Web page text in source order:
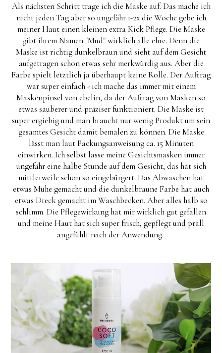
Als nächsten Schritt trage ich die Maske auf. Das mache ich
nicht jeden Tag aber so ungefähr 1-2x die Woche gebe ich
meiner Haut einen kleinen extra Kick Pflege. Die Maske
gibt ihrem Namen "Mud" wirklich alle ehre. Denn die
Maske ist richtig dunkelbraun und sieht auf dem Gesicht
aufgetragen schon etwas sehr merkwürdig aus. Aber die
Farbe spielt letztlich ja überhaupt keine Rolle. Der Auftrag
war super einfach - ich mache das immer mit einem
Maskenpinsel von ebelin, da der Auftrag von Masken so
etwas sauberer und präziser funktioniert. Die Maske ist
super ergiebig und man braucht nur wenig Produkt um sein
gesamtes Gesicht damit bemalen zu können. Die Maske
lässt man laut Packungsanweisung ca. 15 Minuten
einwirken. Ich selbst lasse meine Gesichtsmasken immer
ungefähr eine halbe Stunde auf dem Gesicht, das hat sich
mittlerweile schon so eingebürgert. Das Abwaschen hat
etwas Mühe gemacht und die dunkelbraune Farbe hat auch
etwas Dreck gemacht im Waschbecken. Aber alles halb so
schlimm. Die Pflegewirkung hat mir wirklich gut gefallen
und meine Haut hat sich super frisch, gepflegt und prall
angefühlt nach der Anwendung.